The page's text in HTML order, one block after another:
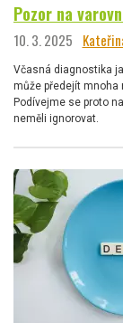
Pozor na
10. 3. 2025
Včasná diagnostika
může předejít mnoha
Podívejme se proto
neměli ignorovat.